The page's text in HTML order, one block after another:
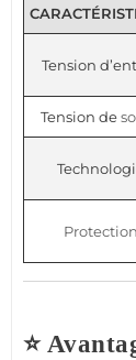
Tension
Tension de
Protection
⭐